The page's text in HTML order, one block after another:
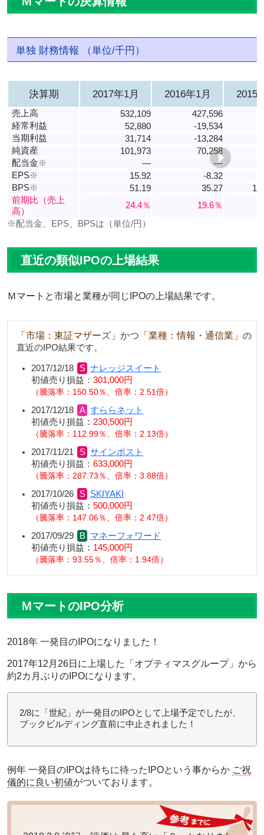
単独 財務情報 （単位/千円）
決算期 2017年1月 2016年1月 2015
売上高 532,109
427,596
経常利益
52,880
-19,534
当期利益
31,714
-13,284
純資産
101,973
70,258
配当金※ ―
―
EPS※ 15.92 -8.32
BPS※ 51.19 35.27
前期比（売上
高）
24.4％
19.6％
※配当金、EPS、BPSは（単位/円）
直近の類似IPOの上場結果
Ｍマートと市場と業種が同じIPOの上場結果です。
「市場：東証マザーズ」かつ「業種：情報・通信業」 の
直近のIPO結果です。
2017/12/18
ナレッジスイート
初値売り損益： 301,000円
騰落率：150.50％、倍率：2.51倍
2017/12/18
すららネット
初値売り損益： 230,500円
騰落率：112.99％、倍率：2.13倍
2017/11/21
サインポスト
初値売り損益： 633,000円
騰落率：287.73％、倍率：3.88倍
2017/10/26
SKIYAKI
初値売り損益： 500,000円
騰落率：147.06％、倍率：2.47倍
2017/09/29
マネーフォワード
初値売り損益： 145,000円
騰落率：93.55％、倍率：1.94倍
ＭマートのIPO分析
2018年 一発目のIPOになりました！
2017年12月26日に上場した「オプティマスグループ」から
約2カ月ぶりのIPOになります。
2/8に「世紀」が一発目のIPOとして上場予定でしたが、
ブックビルディング直前に中止されました！
例年 一発目のIPOは待ちに待ったIPOという事からか ご祝
儀的に良い初値がついております。